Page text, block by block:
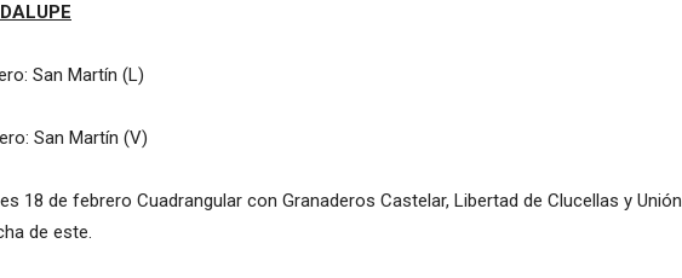
San Martín (L)
San Martín (V)
18 de febrero Cuadrangular con Granaderos Castelar, Libertad de Clucellas y Unión
de este.